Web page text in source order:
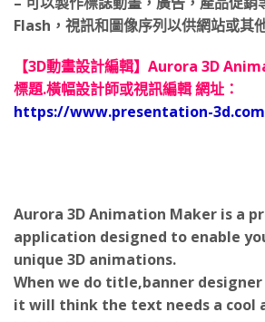
Flash，視訊和圖像序列以供網站或其
標題.橫幅設計師或視訊編輯 網址：
https://www.presentation-3d.com/
application designed to enable
unique 3D animations.
When we do title,banner designer
it will think the text needs a cool
highlight the description of our